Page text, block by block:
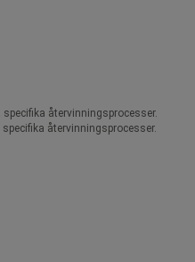
återvinningsprocesser.
återvinningsprocesser.